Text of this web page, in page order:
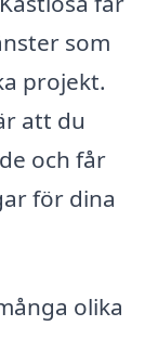
som
projekt.
att du
och får
för dina
olika